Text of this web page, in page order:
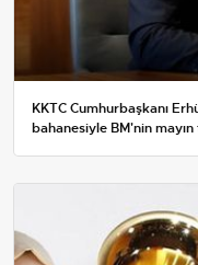
KKTC Cumhurbaşkanı
bahanesiyle BM'nin